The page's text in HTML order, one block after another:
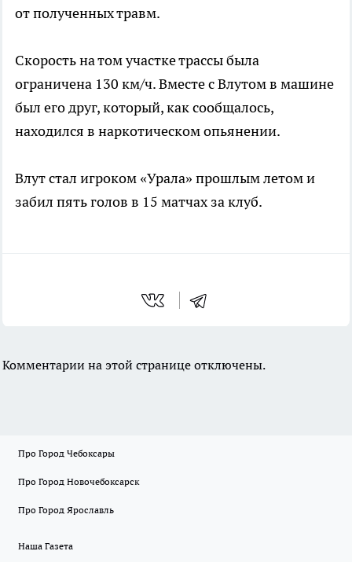
от полученных травм.
Скорость на том участке трассы была
ограничена 130 км/ч. Вместе с Влутом в машине
был его друг, который, как сообщалось,
находился в наркотическом опьянении.
Влут стал игроком «Урала» прошлым летом и
забил пять голов в 15 матчах за клуб.
Комментарии на этой странице отключены.
Про Город Чебоксары
Про Город Новочебоксарск
Про Город Ярославль
Наша Газета